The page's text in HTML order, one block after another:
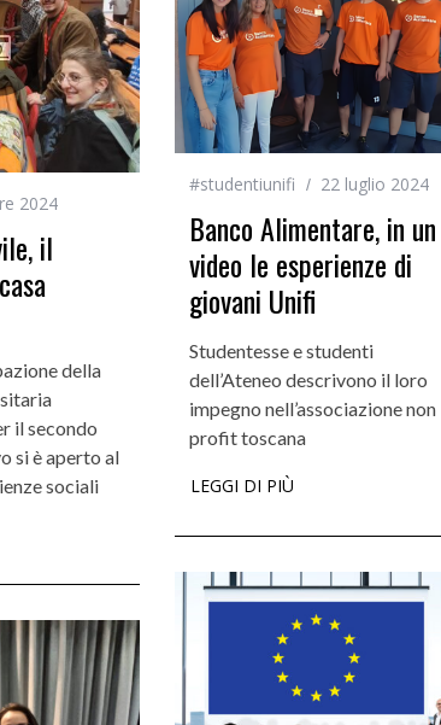
2024
il
della
il secondo
si è aperto al
sociali
#studentiunifi 22 luglio 2024
Banco Alimentare, in un
video le esperienze di
giovani Unifi
Studentesse e studenti
dell’Ateneo descrivono il loro
impegno nell’associazione non
profit toscana
LEGGI DI PIÙ
Incarichi e riconoscimenti
Quando la robotica ascolta la voce dei